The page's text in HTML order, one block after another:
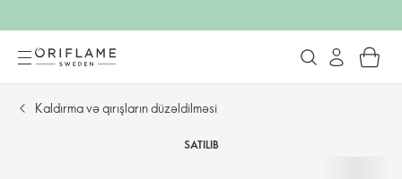
Kaldırma və qırışların düzəldilməsi
SATILIB